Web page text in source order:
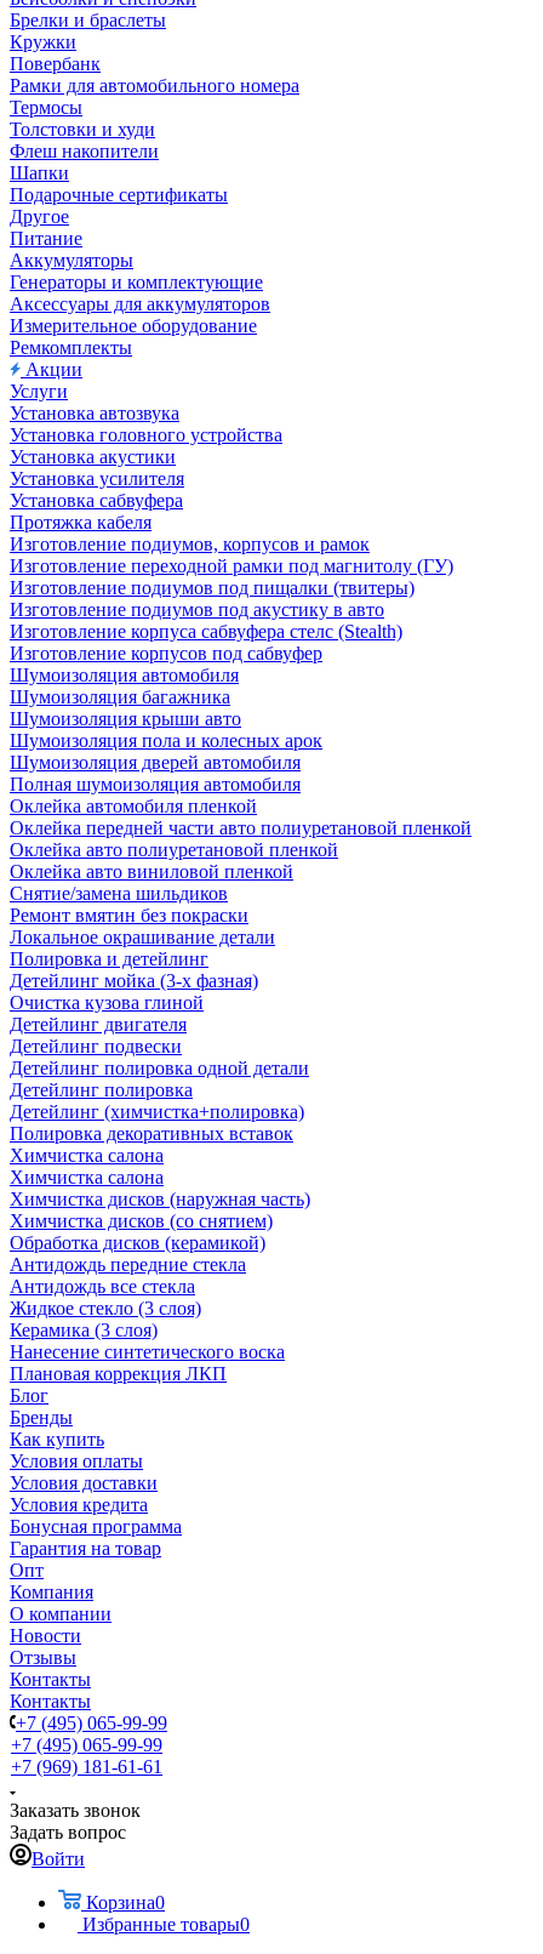
Брелки и браслеты
Кружки
Повербанк
Рамки для автомобильного номера
Термосы
Толстовки и худи
Флеш накопители
Шапки
Подарочные сертификаты
Другое
Питание
Аккумуляторы
Генераторы и комплектующие
Аксессуары для аккумуляторов
Измерительное оборудование
Ремкомплекты
Акции
Услуги
Установка автозвука
Установка головного устройства
Установка акустики
Установка усилителя
Установка сабвуфера
Протяжка кабеля
Изготовление подиумов, корпусов и рамок
Изготовление переходной рамки под магнитолу (ГУ)
Изготовление подиумов под пищалки (твитеры)
Изготовление подиумов под акустику в авто
Изготовление корпуса сабвуфера стелс (Stealth)
Изготовление корпусов под сабвуфер
Шумоизоляция автомобиля
Шумоизоляция багажника
Шумоизоляция крыши авто
Шумоизоляция пола и колесных арок
Шумоизоляция дверей автомобиля
Полная шумоизоляция автомобиля
Оклейка автомобиля пленкой
Оклейка передней части авто полиуретановой пленкой
Оклейка авто полиуретановой пленкой
Оклейка авто виниловой пленкой
Снятие/замена шильдиков
Ремонт вмятин без покраски
Локальное окрашивание детали
Полировка и детейлинг
Детейлинг мойка (3-х фазная)
Очистка кузова глиной
Детейлинг двигателя
Детейлинг подвески
Детейлинг полировка одной детали
Детейлинг полировка
Детейлинг (химчистка+полировка)
Полировка декоративных вставок
Химчистка салона
Химчистка салона
Химчистка дисков (наружная часть)
Химчистка дисков (со снятием)
Обработка дисков (керамикой)
Антидождь передние стекла
Антидождь все стекла
Жидкое стекло (3 слоя)
Керамика (3 слоя)
Нанесение синтетического воска
Плановая коррекция ЛКП
Блог
Бренды
Как купить
Условия оплаты
Условия доставки
Условия кредита
Бонусная программа
Гарантия на товар
Опт
Компания
О компании
Новости
Отзывы
Контакты
Контакты
+7 (495) 065-99-99
+7 (495) 065-99-99
+7 (969) 181-61-61
Заказать звонок
Задать вопрос
Войти
Корзина0
Избранные товары0